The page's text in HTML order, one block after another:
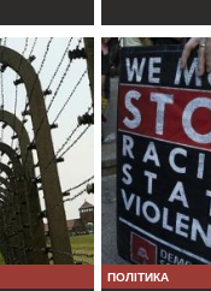
ПОЛІТИКА